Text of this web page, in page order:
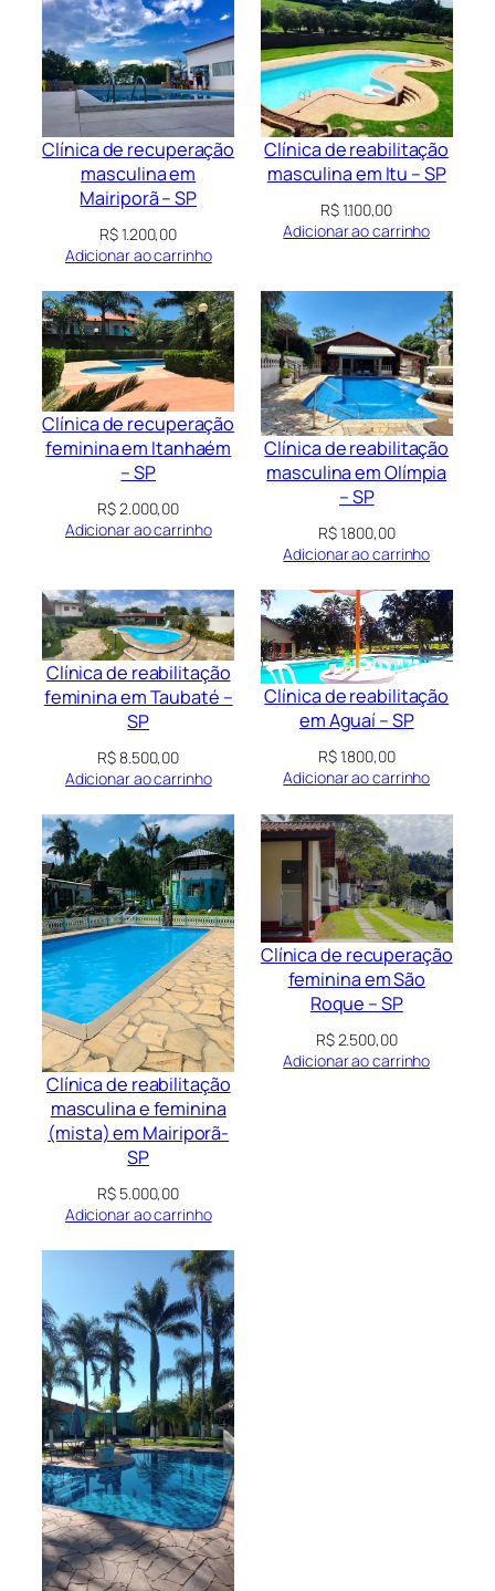
Clínica de recuperação
masculina em
Mairiporã – SP
R$1.200,00
Adicionar ao carrinho
Clínica de reabilitação
masculina em Itu – SP
R$1.100,00
Adicionar ao carrinho
Clínica de recuperação
feminina em Itanhaém
– SP
R$2.000,00
Adicionar ao carrinho
Clínica de reabilitação
masculina em Olímpia
– SP
R$1.800,00
Adicionar ao carrinho
Clínica de reabilitação
feminina em Taubaté –
SP
R$8.500,00
Adicionar ao carrinho
Clínica de reabilitação
em Aguaí – SP
R$1.800,00
Adicionar ao carrinho
Clínica de reabilitação
masculina e feminina
(mista) em Mairiporã-
SP
R$ 5.000,00
Adicionar ao carrinho
Clínica de recuperação
feminina em São
Roque – SP
R$2.500,00
Adicionar ao carrinho